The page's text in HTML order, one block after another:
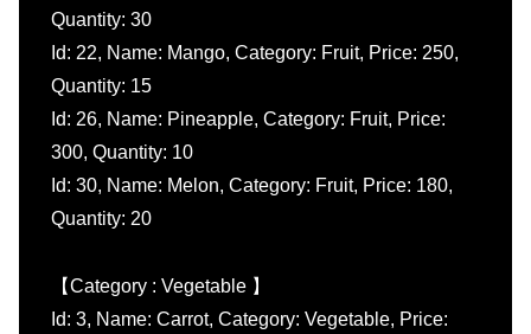
Quantity: 30
Id: 22, Name: Mango, Category: Fruit, Price: 250,
Quantity: 15
Id: 26, Name: Pineapple, Category: Fruit, Price:
300, Quantity: 10
Id: 30, Name: Melon, Category: Fruit, Price: 180,
Quantity: 20
【Category : Vegetable 】
Id: 3, Name: Carrot, Category: Vegetable, Price: